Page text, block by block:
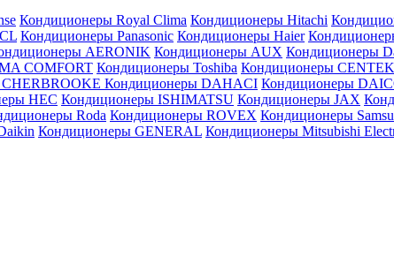
Кондиционеры Royal Clima Кондиционеры Hitachi
Кондиционеры Panasonic Кондиционеры Haier
AERONIK Кондиционеры AUX Кондиционеры
COMFORT Кондиционеры Toshiba Кондиционеры CENTEK
Кондиционеры DAHACI Кондиционеры
HEC Кондиционеры ISHIMATSU Кондиционеры JAX
Roda Кондиционеры ROVEX Кондиционеры
Кондиционеры GENERAL Кондиционеры Mitsubishi